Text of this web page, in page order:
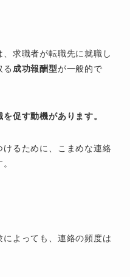
求職者が転職先に就職し
る成功報酬型が一般的で
促す動機があります。
るために、こまめな連絡
よっても、連絡の頻度は